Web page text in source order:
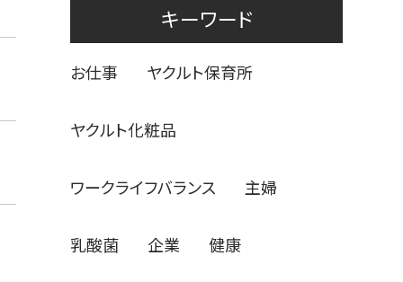
キーワード
お仕事 ヤクルト保育所
ヤクルト化粧品
ワークライフバランス 主婦
乳酸菌 企業 健康